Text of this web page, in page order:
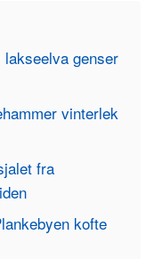
genser
vinterlek
fra
kofte